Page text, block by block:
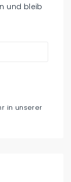
und bleib
in unserer